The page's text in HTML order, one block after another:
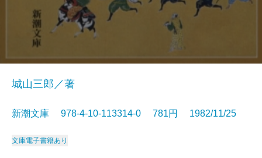
城山三郎／著
新潮文庫 978-4-10-113314-0 781円 1982/11/25
文庫電子書籍あり